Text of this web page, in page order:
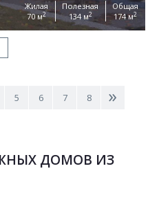
Жилая
70 м2
Полезная
134 м2
Общая
174 м2
5 6 7 8 >
ДОМОВ ИЗ